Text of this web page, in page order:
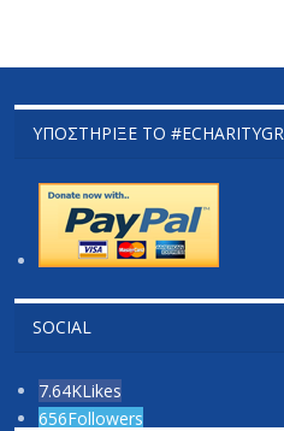
ΥΠΟΣΤΉΡΙΞΕ ΤΟ #ECHARITYGR
SOCIAL
7.64KLikes
656Followers